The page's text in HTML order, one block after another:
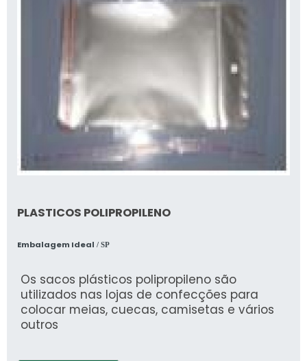
PLASTICOS POLIPROPILENO
Embalagem Ideal / SP
Os sacos plásticos polipropileno são
utilizados nas lojas de confecções para
colocar meias, cuecas, camisetas e vários
outros